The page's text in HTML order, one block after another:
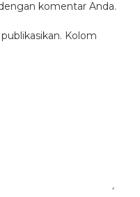
komentar Anda.
Kolom